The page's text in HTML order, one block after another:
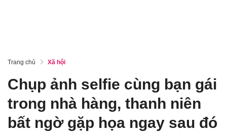
Trang chủ Xã hội
Chụp ảnh selfie cùng bạn gái
trong nhà hàng, thanh niên
bất ngờ gặp họa ngay sau đó